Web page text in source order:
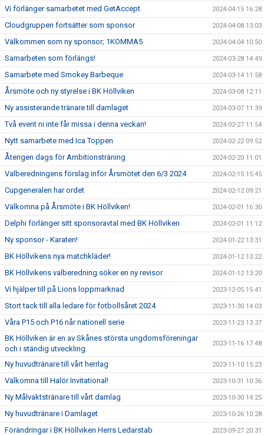
Vi förlänger samarbetet med GetAccept 2024-04-15 16:28
Cloudgruppen fortsätter som sponsor 2024-04-08 13:03
Välkommen som ny sponsor; 1KOMMA5 2024-04-04 10:50
Samarbeten som förlängs! 2024-03-28 14:49
Samarbete med Smokey Barbeque 2024-03-14 11:58
Årsmöte och ny styrelse i BK Höllviken 2024-03-08 12:11
Ny assisterande tränare till damlaget 2024-03-07 11:39
Två event ni inte får missa i denna veckan! 2024-02-27 11:54
Nytt samarbete med Ica Toppen 2024-02-22 09:52
Återigen dags för Ambitionsträning 2024-02-20 11:01
Valberedningens förslag inför Årsmötet den 6/3 2024 2024-02-15 15:45
Cupgeneralen har ordet 2024-02-12 09:21
Välkomna på Årsmöte i BK Höllviken! 2024-02-01 16:30
Delphi förlänger sitt sponsoravtal med BK Höllviken 2024-02-01 11:12
Ny sponsor - Karaten! 2024-01-22 13:31
BK Höllvikens nya matchkläder! 2024-01-12 13:22
BK Höllvikens valberedning söker en ny revisor 2024-01-12 13:20
Vi hjälper till på Lions loppmarknad 2023-12-05 15:41
Stort tack till alla ledare för fotbollsåret 2024 2023-11-30 14:03
Våra P15 och P16 når nationell serie 2023-11-23 13:37
BK Höllviken är en av Skånes största ungdomsföreningar
och i ständig utveckling.
2023-11-16 17:48
Ny huvudtränare till vårt herrlag 2023-11-10 15:23
Välkomna till Halör Invitational! 2023-10-31 10:36
Ny Målvaktstränare till vårt damlag 2023-10-30 14:25
Ny huvudtränare i Damlaget 2023-10-26 10:28
Förändringar i BK Höllviken Herrs Ledarstab 2023-09-27 20:31